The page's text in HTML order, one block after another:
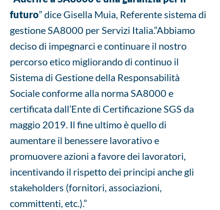
futuro” dice Gisella Muia, Referente sistema di
gestione SA8000 per Servizi Italia.“Abbiamo
deciso di impegnarci e continuare il nostro
percorso etico migliorando di continuo il
Sistema di Gestione della Responsabilità
Sociale conforme alla norma SA8000 e
certificata dall’Ente di Certificazione SGS da
maggio 2019. Il fine ultimo è quello di
aumentare il benessere lavorativo e
promuovere azioni a favore dei lavoratori,
incentivando il rispetto dei principi anche gli
stakeholders (fornitori, associazioni,
committenti, etc.).”